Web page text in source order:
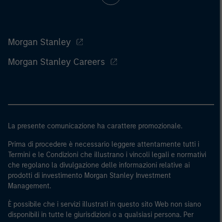
Morgan Stanley
Morgan Stanley Careers
La presente comunicazione ha carattere promozionale.
Prima di procedere è necessario leggere attentamente tutti i
Termini e le Condizioni che illustrano i vincoli legali e normativi
che regolano la divulgazione delle informazioni relative ai
prodotti di investimento Morgan Stanley Investment
Management.
È possibile che i servizi illustrati in questo sito Web non siano
disponibili in tutte le giurisdizioni o a qualsiasi persona. Per